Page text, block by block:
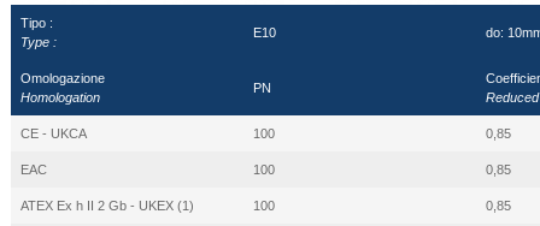
Tipo :
Type :
E10 do:
Omologazione
Homologation
PN
CE - UKCA 100 0,85
EAC 100 0,85
ATEX Ex h II 2 Gb - UKEX (1) 100 0,85